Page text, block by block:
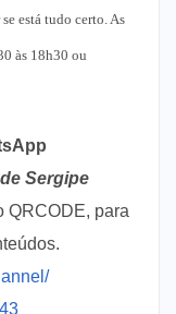
está tudo certo. As
às 18h30 ou
Sergipe
QRCODE, para